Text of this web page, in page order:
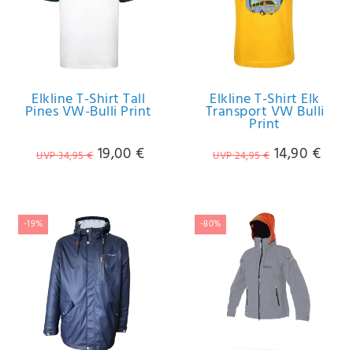
Elkline T-Shirt Tall
Pines VW-Bulli Print
UVP 34,95 € 19,00 €
Elkline T-Shirt Elk
Transport VW Bulli
Print
UVP 24,95 € 14,90 €
-19% -80%